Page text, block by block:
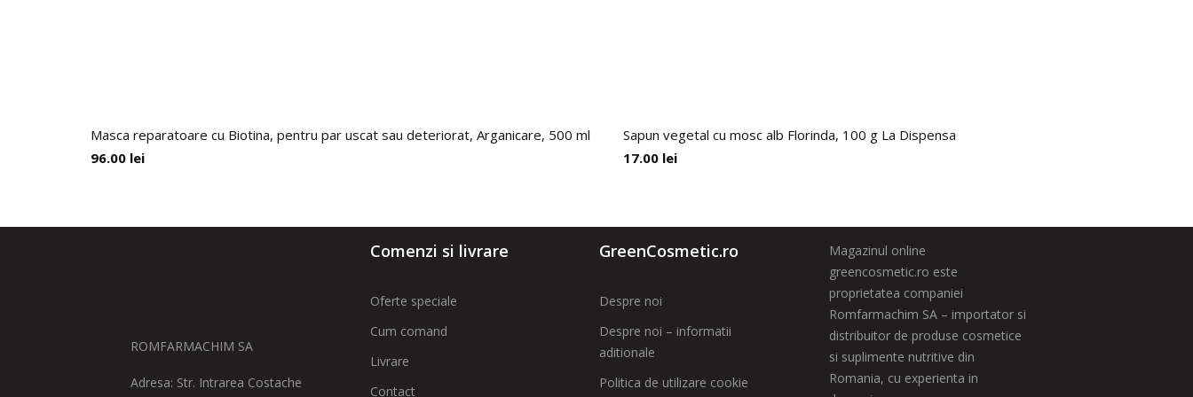
Masca reparatoare cu Biotina, pentru par uscat sau deteriorat, Arganicare, 500 ml
96.00 lei
Sapun vegetal cu mosc alb Florinda, 100 g La Dispensa
17.00 lei
ROMFARMACHIM SA
Adresa: Str. Intrarea Costache
Comenzi si livrare
Oferte speciale
Cum comand
Livrare
Contact
GreenCosmetic.ro
Despre noi
Despre noi – informatii
aditionale
Politica de utilizare cookie
Magazinul online
greencosmetic.ro este
proprietatea companiei
Romfarmachim SA – importator si
distribuitor de produse cosmetice
si suplimente nutritive din
Romania, cu experienta in